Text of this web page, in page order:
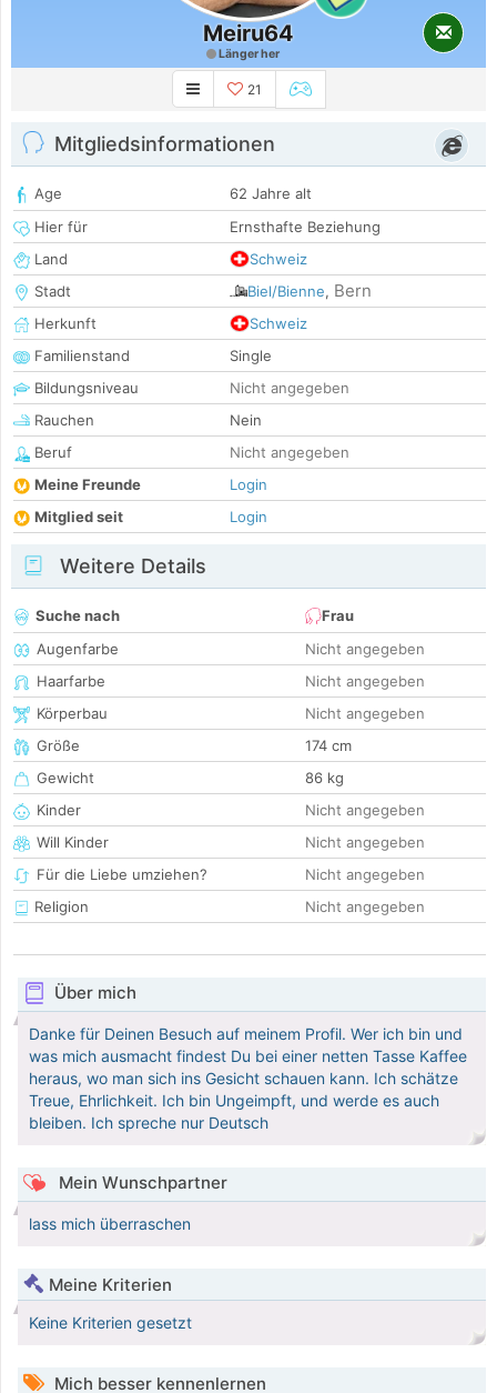
Meiru64
Länger her
21
Mitgliedsinformationen
Age
62 Jahre alt
Hier für
Ernsthafte Beziehung
Land
Schweiz
Stadt
Biel/Bienne, Bern
Herkunft
Schweiz
Familienstand
Single
Bildungsniveau
Nicht angegeben
Rauchen
Nein
Beruf
Nicht angegeben
Meine Freunde
Login
Mitglied seit
Login
Weitere Details
Suche nach
Frau
Augenfarbe
Nicht angegeben
Haarfarbe
Nicht angegeben
Körperbau
Nicht angegeben
Größe
174 cm
Gewicht
86 kg
Kinder
Nicht angegeben
Will Kinder
Nicht angegeben
Für die Liebe umziehen?
Nicht angegeben
Religion
Nicht angegeben
Über mich
Danke für Deinen Besuch auf meinem Profil. Wer ich bin und
was mich ausmacht findest Du bei einer netten Tasse Kaffee
heraus, wo man sich ins Gesicht schauen kann. Ich schätze
Treue, Ehrlichkeit. Ich bin Ungeimpft, und werde es auch
bleiben. Ich spreche nur Deutsch
Mein Wunschpartner
lass mich überraschen
Meine Kriterien
Keine Kriterien gesetzt
Mich besser kennenlernen